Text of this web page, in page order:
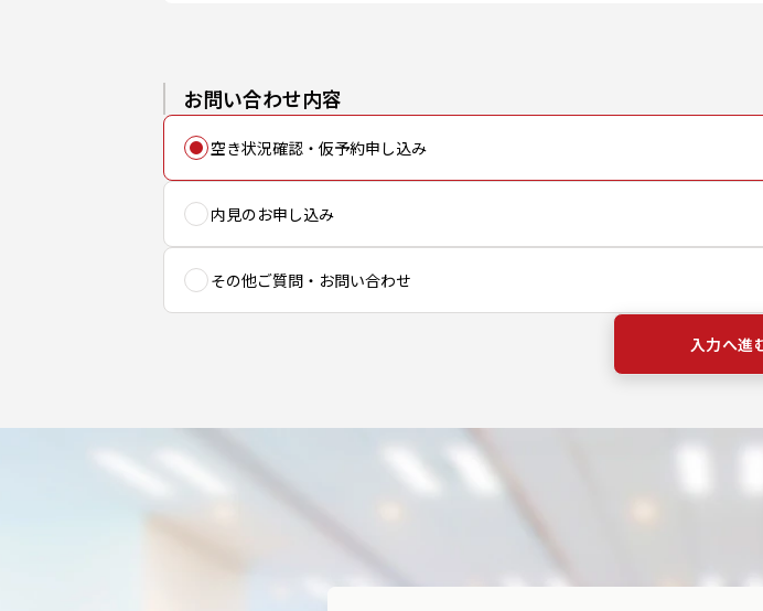
お問い合わせ内容
空き状況確認・仮予約申し込み
内見のお申し込み
その他ご質問・お問い合わせ
入力へ進